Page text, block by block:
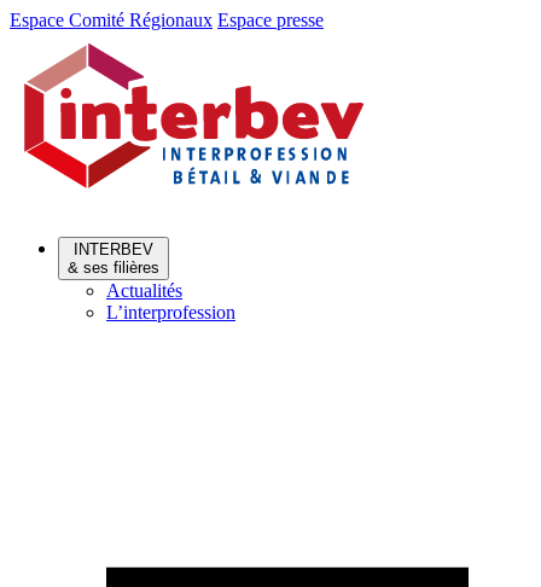
Aller
Aller
contenu
Espace Comité Régionaux Espace presse
INTERBEV
& ses filières
Actualités
L’interprofession